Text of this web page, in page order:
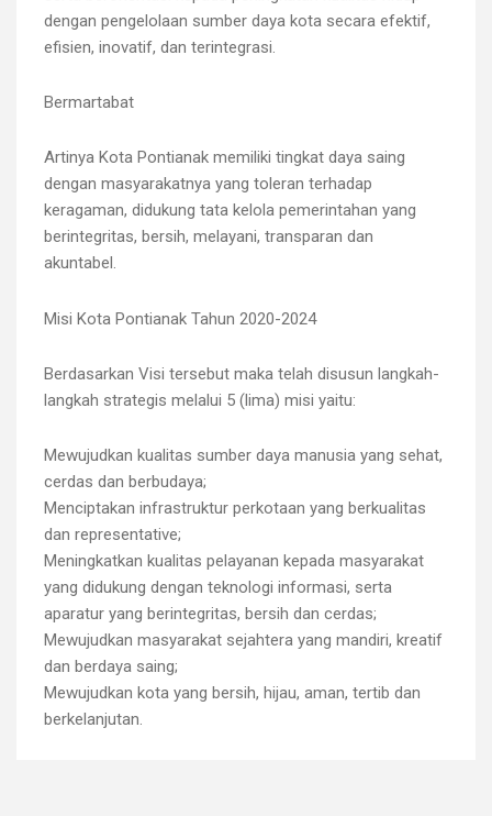
dengan pengelolaan sumber daya kota secara efektif,
efisien, inovatif, dan terintegrasi.
Bermartabat
Artinya Kota Pontianak memiliki tingkat daya saing
dengan masyarakatnya yang toleran terhadap
keragaman, didukung tata kelola pemerintahan yang
berintegritas, bersih, melayani, transparan dan
akuntabel.
Misi Kota Pontianak Tahun 2020-2024
Berdasarkan Visi tersebut maka telah disusun langkah-
langkah strategis melalui 5 (lima) misi yaitu:
Mewujudkan kualitas sumber daya manusia yang sehat,
cerdas dan berbudaya;
Menciptakan infrastruktur perkotaan yang berkualitas
dan representative;
Meningkatkan kualitas pelayanan kepada masyarakat
yang didukung dengan teknologi informasi, serta
aparatur yang berintegritas, bersih dan cerdas;
Mewujudkan masyarakat sejahtera yang mandiri, kreatif
dan berdaya saing;
Mewujudkan kota yang bersih, hijau, aman, tertib dan
berkelanjutan.